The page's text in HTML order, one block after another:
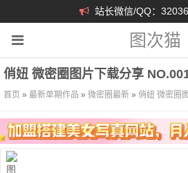
站长微信/QQ：
图次猫
俏妞 微密圈图片下载分享
首页 » 最新单期作品 » 微密圈最新 » 俏妞 微密圈